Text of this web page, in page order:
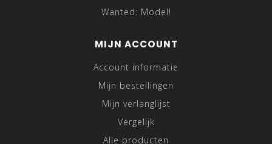
Wanted: Model!
MIJN ACCOUNT
Account informatie
Mijn bestellingen
Mijn verlanglijst
Vergelijk
Alle producten